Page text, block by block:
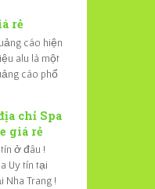
rẻ
cáo hiện
alu là một
cáo phổ
chỉ Spa
giá rẻ
ở đâu !
Uy tín tại
Nha Trang !